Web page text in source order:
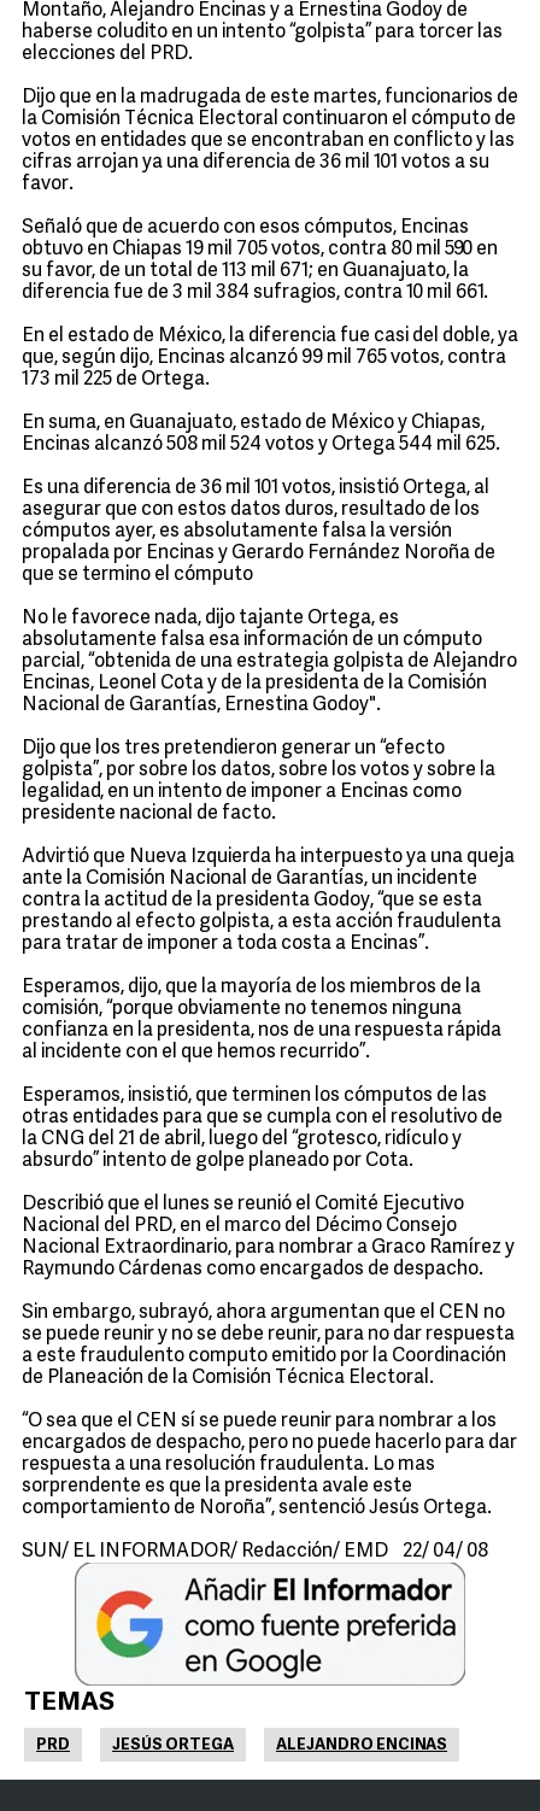
Montaño, Alejandro Encinas y a Ernestina Godoy de
haberse coludito en un intento “golpista” para torcer las
elecciones del PRD.
Dijo que en la madrugada de este martes, funcionarios de
la Comisión Técnica Electoral continuaron el cómputo de
votos en entidades que se encontraban en conflicto y las
cifras arrojan ya una diferencia de 36 mil 101 votos a su
favor.
Señaló que de acuerdo con esos cómputos, Encinas
obtuvo en Chiapas 19 mil 705 votos, contra 80 mil 590 en
su favor, de un total de 113 mil 671; en Guanajuato, la
diferencia fue de 3 mil 384 sufragios, contra 10 mil 661.
En el estado de México, la diferencia fue casi del doble, ya
que, según dijo, Encinas alcanzó 99 mil 765 votos, contra
173 mil 225 de Ortega.
En suma, en Guanajuato, estado de México y Chiapas,
Encinas alcanzó 508 mil 524 votos y Ortega 544 mil 625.
Es una diferencia de 36 mil 101 votos, insistió Ortega, al
asegurar que con estos datos duros, resultado de los
cómputos ayer, es absolutamente falsa la versión
propalada por Encinas y Gerardo Fernández Noroña de
que se termino el cómputo
No le favorece nada, dijo tajante Ortega, es
absolutamente falsa esa información de un cómputo
parcial, “obtenida de una estrategia golpista de Alejandro
Encinas, Leonel Cota y de la presidenta de la Comisión
Nacional de Garantías, Ernestina Godoy".
Dijo que los tres pretendieron generar un “efecto
golpista”, por sobre los datos, sobre los votos y sobre la
legalidad, en un intento de imponer a Encinas como
presidente nacional de facto.
Advirtió que Nueva Izquierda ha interpuesto ya una queja
ante la Comisión Nacional de Garantías, un incidente
contra la actitud de la presidenta Godoy, “que se esta
prestando al efecto golpista, a esta acción fraudulenta
para tratar de imponer a toda costa a Encinas”.
Esperamos, dijo, que la mayoría de los miembros de la
comisión, “porque obviamente no tenemos ninguna
confianza en la presidenta, nos de una respuesta rápida
al incidente con el que hemos recurrido”.
Esperamos, insistió, que terminen los cómputos de las
otras entidades para que se cumpla con el resolutivo de
la CNG del 21 de abril, luego del “grotesco, ridículo y
absurdo” intento de golpe planeado por Cota.
Describió que el lunes se reunió el Comité Ejecutivo
Nacional del PRD, en el marco del Décimo Consejo
Nacional Extraordinario, para nombrar a Graco Ramírez y
Raymundo Cárdenas como encargados de despacho.
Sin embargo, subrayó, ahora argumentan que el CEN no
se puede reunir y no se debe reunir, para no dar respuesta
a este fraudulento computo emitido por la Coordinación
de Planeación de la Comisión Técnica Electoral.
“O sea que el CEN sí se puede reunir para nombrar a los
encargados de despacho, pero no puede hacerlo para dar
respuesta a una resolución fraudulenta. Lo mas
sorprendente es que la presidenta avale este
comportamiento de Noroña”, sentenció Jesús Ortega.
SUN/ EL INFORMADOR/ Redacción/ EMD 22/ 04/ 08
TEMAS
PRD JESÚS ORTEGA ALEJANDRO ENCINAS